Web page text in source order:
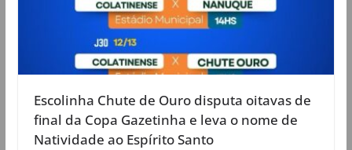
Escolinha Chute de Ouro disputa oitavas de
final da Copa Gazetinha e leva o nome de
Natividade ao Espírito Santo